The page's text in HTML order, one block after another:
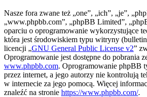
Nasze fora zwane też „one”, „ich”, „je”,
„www.phpbb.com”, „phpBB Limited”,
oparciu o oprogramowanie wykorzystujące
która jest środowiskiem typu witryny
licencji „GNU General Public License v2”
Oprogramowanie jest dostępne do pobrania
www.phpbb.com. Oprogramowanie phpBB
przez internet, a jego autorzy nie kontrolują
w internecie za jego pomocą. Więcej
znaleźć na stronie https://www.phpbb.com/.